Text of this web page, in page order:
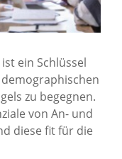
ein Schlüssel
zu begegnen.
von An- und
diese fit für die